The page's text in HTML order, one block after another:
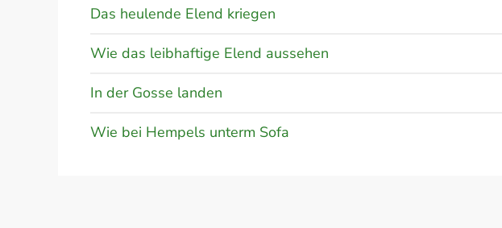
Das heulende Elend kriegen
Wie das leibhaftige Elend aussehen
In der Gosse landen
Wie bei Hempels unterm Sofa